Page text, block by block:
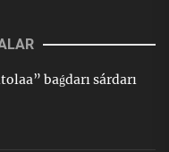
baǵdarı sárdarı